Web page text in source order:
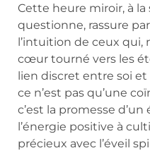
Cette heure miroir, à
questionne, rassure
l’intuition de ceux qui,
cœur tourné vers les
lien discret entre soi
ce n’est pas qu’une
c’est la promesse
l’énergie positive à
précieux avec l’éveil